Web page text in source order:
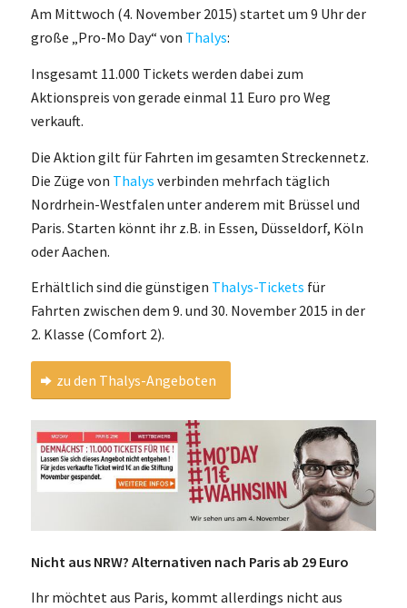
Am Mittwoch (4. November 2015) startet um 9 Uhr der
große „Pro-Mo Day“ von Thalys:
Insgesamt 11.000 Tickets werden dabei zum
Aktionspreis von gerade einmal 11 Euro pro Weg
verkauft.
Die Aktion gilt für Fahrten im gesamten Streckennetz.
Die Züge von Thalys verbinden mehrfach täglich
Nordrhein-Westfalen unter anderem mit Brüssel und
Paris. Starten könnt ihr z.B. in Essen, Düsseldorf, Köln
oder Aachen.
Erhältlich sind die günstigen Thalys-Tickets für
Fahrten zwischen dem 9. und 30. November 2015 in der
2. Klasse (Comfort 2).
zu den Thalys-Angeboten
Nicht aus NRW? Alternativen nach Paris ab 29 Euro
Ihr möchtet aus Paris, kommt allerdings nicht aus